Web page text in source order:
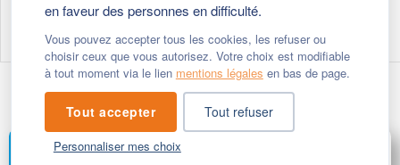
en faveur des personnes en difficulté.
Vous pouvez accepter tous les cookies, les refuser ou
choisir ceux que vous autorisez. Votre choix est modifiable
à tout moment via le lien mentions légales en bas de page.
Tout accepter Tout refuser
Personnaliser mes choix
+ 33 (0)4 72 27 42 58
- © 2026 Habitat & Humanisme